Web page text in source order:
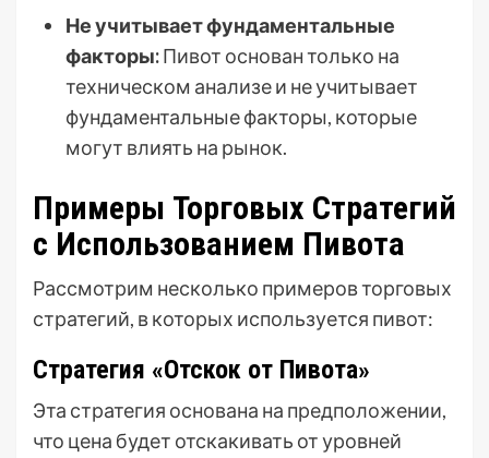
Не учитывает фундаментальные
факторы:Пивот основан только на
техническом анализе и не учитывает
фундаментальные факторы, которые
могут влиять на рынок.
Примеры Торговых Стратегий
с Использованием Пивота
Рассмотрим несколько примеров торговых
стратегий, в которых используется пивот:
Стратегия «Отскок от Пивота»
Эта стратегия основана на предположении,
что цена будет отскакивать от уровней